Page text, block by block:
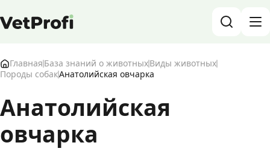
База знаний о животных и ветеринарии
Главная База знаний о животныхВиды животных
Породы собакАнатолийская овчарка
Анатолийская
овчарка